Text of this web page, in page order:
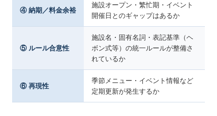
④ 納期／料金余裕
施設オープン・繁忙期・イベント
開催日とのギャップはあるか
⑤ ルール合意性
施設名・固有名詞・表記基準（ヘ
ボン式等）の統一ルールが整備さ
れているか
⑥ 再現性
季節メニュー・イベント情報など
定期更新が発生するか